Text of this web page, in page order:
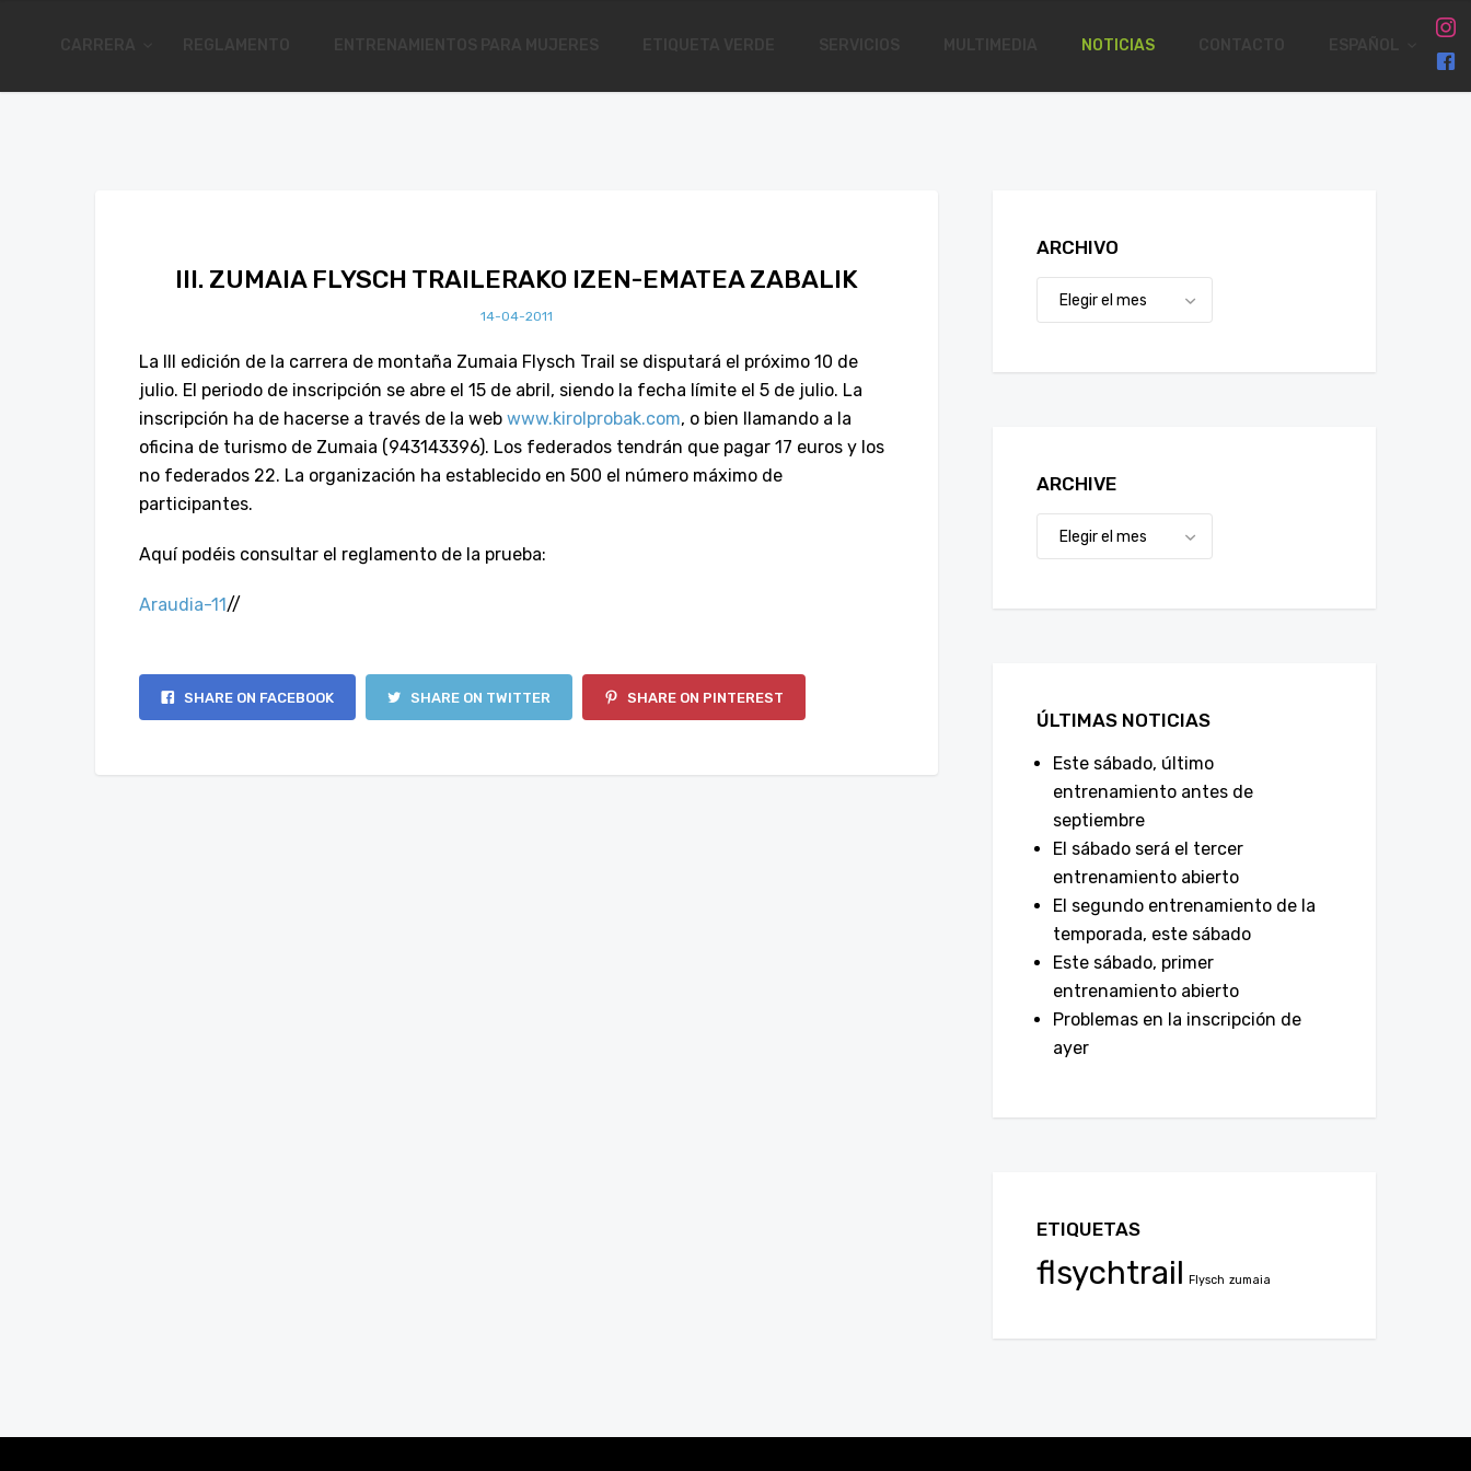
NOTICIAS
III. ZUMAIA FLYSCH TRAILERAKO IZEN-EMATEA ZABALIK
14-04-2011
La III edición de la carrera de montaña Zumaia Flysch Trail se disputará el próximo 10 de
julio. El periodo de inscripción se abre el 15 de abril, siendo la fecha límite el 5 de julio. La
inscripción ha de hacerse a través de la web www.kirolprobak.com, o bien llamando a la
oficina de turismo de Zumaia (943143396). Los federados tendrán que pagar 17 euros y los
no federados 22. La organización ha establecido en 500 el número máximo de
participantes.
Aquí podéis consultar el reglamento de la prueba:
Araudia-11//
SHARE ON FACEBOOK SHARE ON TWITTER SHARE ON PINTEREST
ARCHIVO
ARCHIVE
ÚLTIMAS NOTICIAS
Este sábado, último
entrenamiento antes de
septiembre
El sábado será el tercer
entrenamiento abierto
El segundo entrenamiento de la
temporada, este sábado
Este sábado, primer
entrenamiento abierto
Problemas en la inscripción de
ayer
ETIQUETAS
flsychtrail Flysch zumaia